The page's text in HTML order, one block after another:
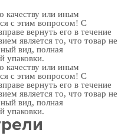
качеству или иным
с этим вопросом! С
вернуть его в течение
является то, что товар не
вид, полная
упаковки.
качеству или иным
с этим вопросом! С
вернуть его в течение
является то, что товар не
вид, полная
упаковки.